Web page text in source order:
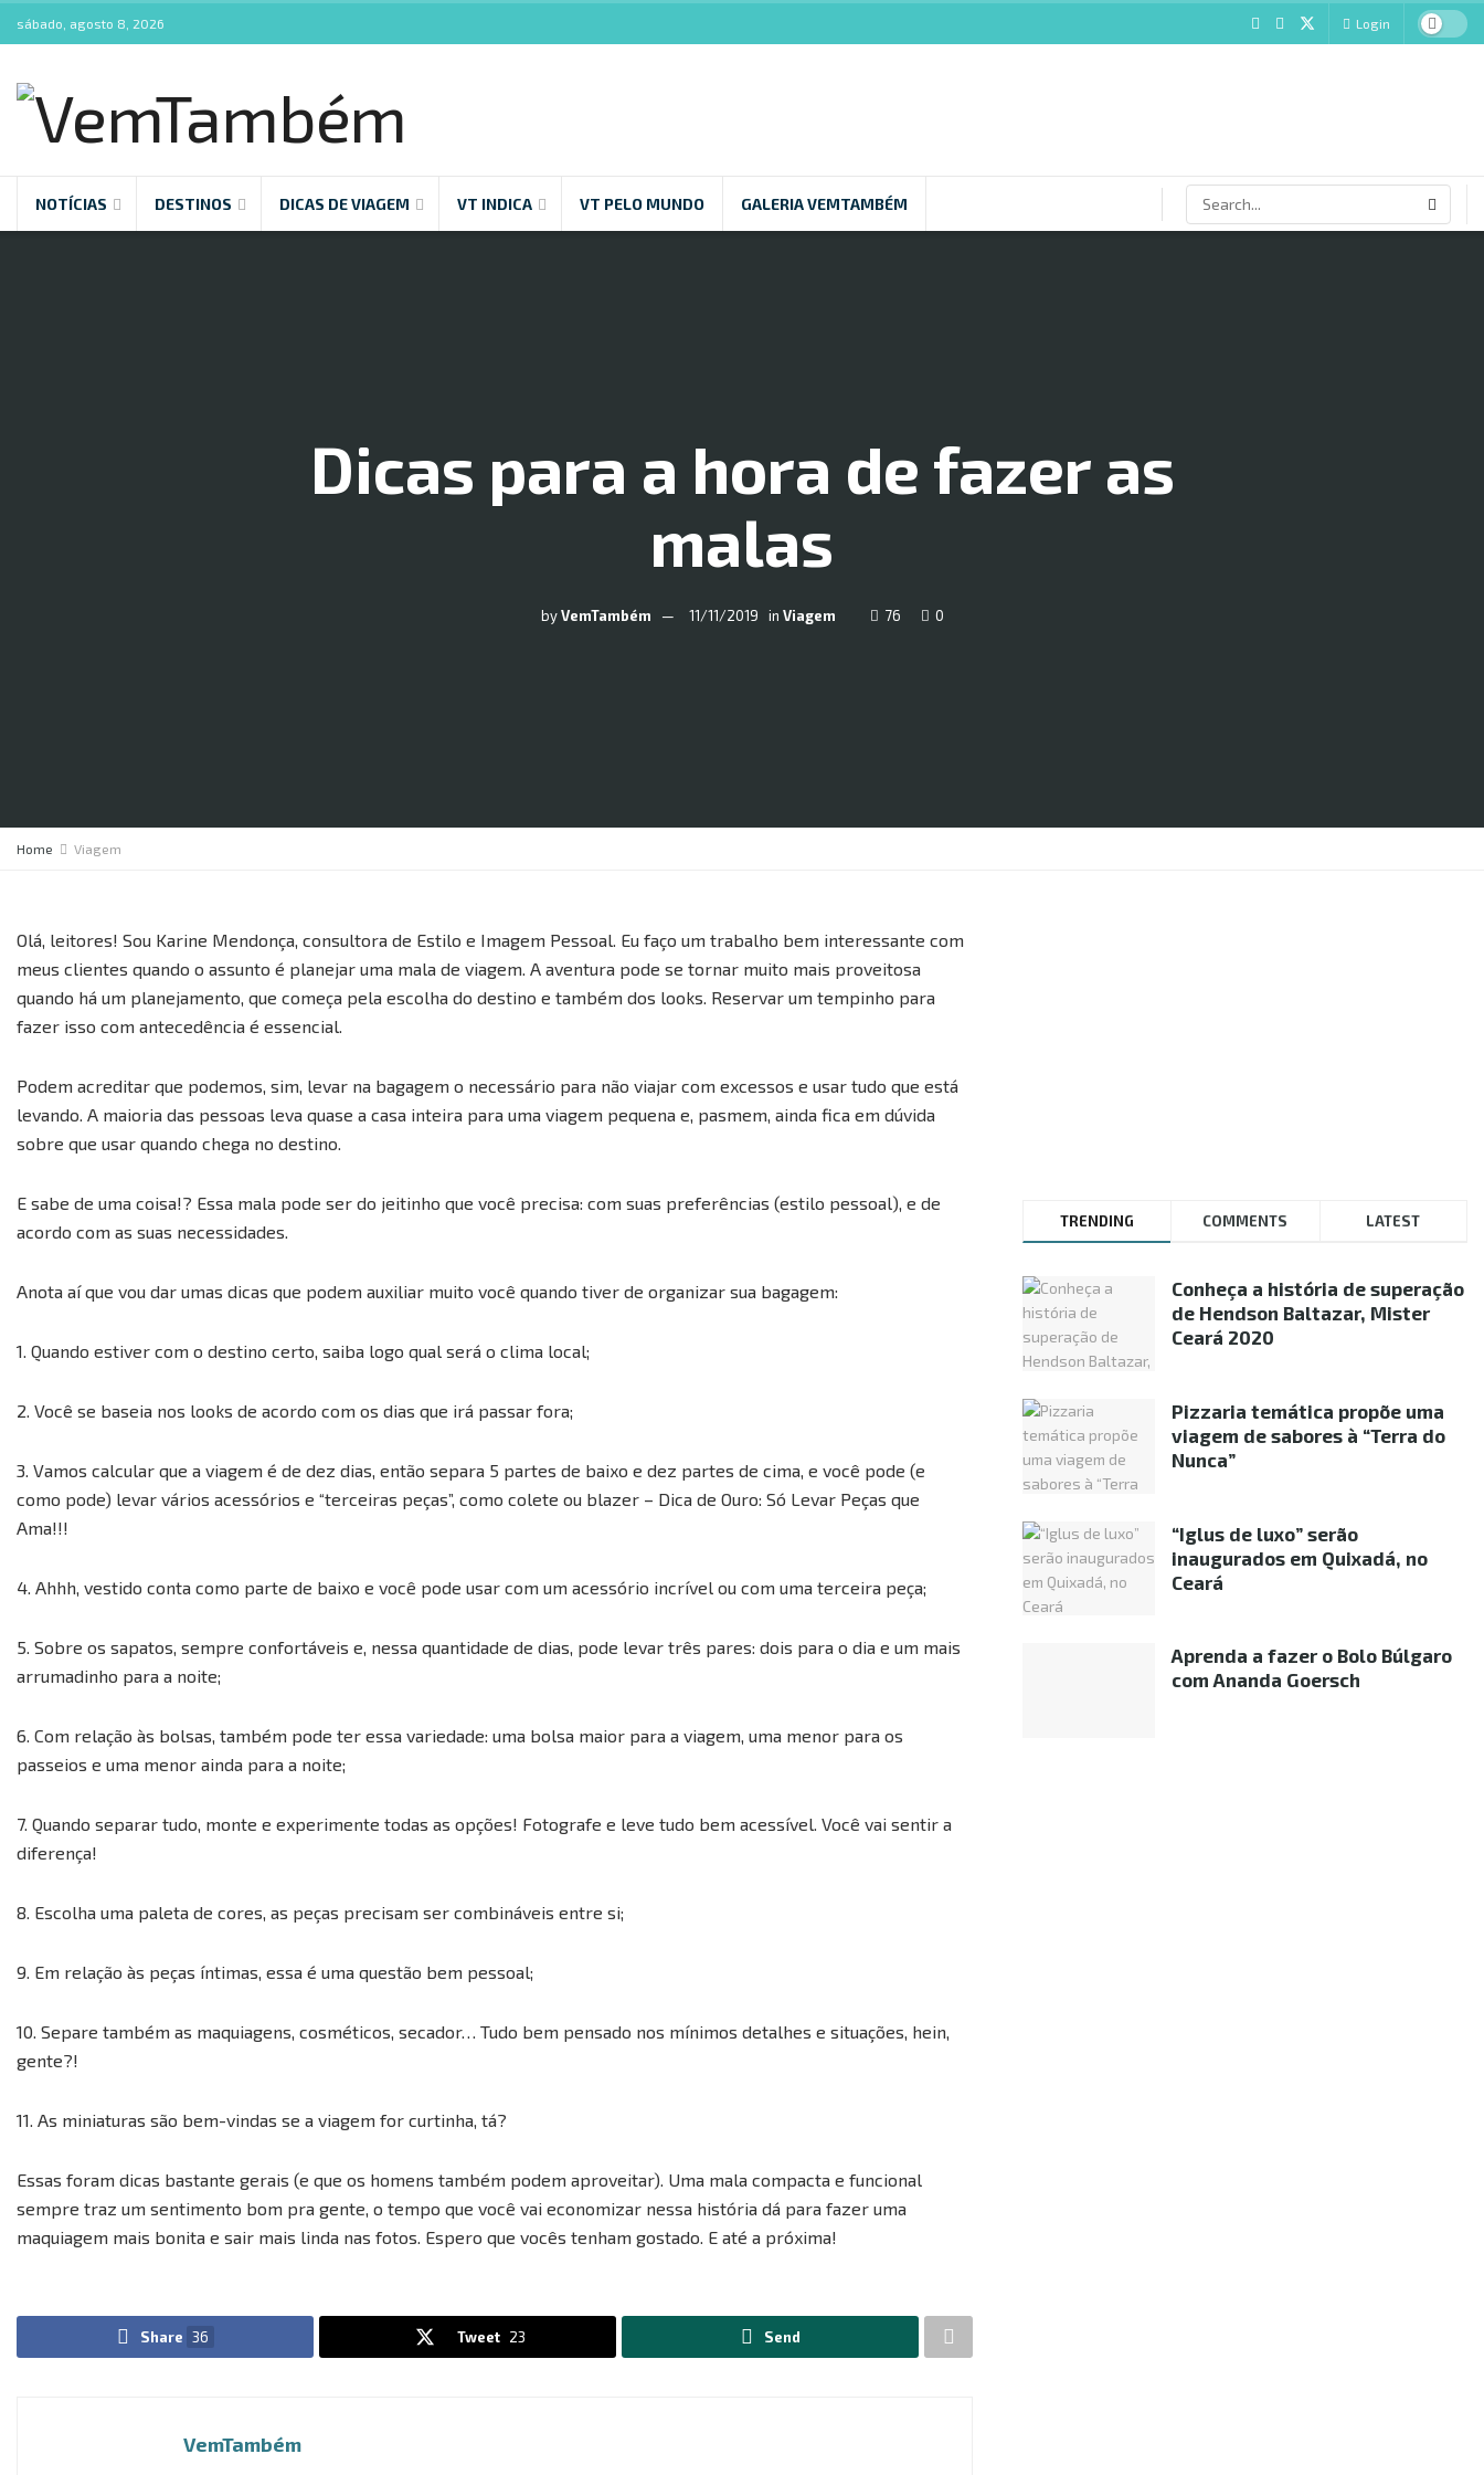
sábado, agosto 8, 2026 Login
NOTÍCIAS DESTINOS DICAS DE VIAGEM VT INDICA VT PELO MUNDO GALERIA VEMTAMBÉM
Dicas para a hora de fazer as
malas
by VemTambém 11/11/2019 in Viagem 76 0
Home Viagem
Olá, leitores! Sou Karine Mendonça, consultora de Estilo e Imagem Pessoal. Eu faço um trabalho bem interessante com
meus clientes quando o assunto é planejar uma mala de viagem. A aventura pode se tornar muito mais proveitosa
quando há um planejamento, que começa pela escolha do destino e também dos looks. Reservar um tempinho para
fazer isso com antecedência é essencial.
Podem acreditar que podemos, sim, levar na bagagem o necessário para não viajar com excessos e usar tudo que está
levando. A maioria das pessoas leva quase a casa inteira para uma viagem pequena e, pasmem, ainda fica em dúvida
sobre que usar quando chega no destino.
E sabe de uma coisa!? Essa mala pode ser do jeitinho que você precisa: com suas preferências (estilo pessoal), e de
acordo com as suas necessidades.
Anota aí que vou dar umas dicas que podem auxiliar muito você quando tiver de organizar sua bagagem:
1. Quando estiver com o destino certo, saiba logo qual será o clima local;
2. Você se baseia nos looks de acordo com os dias que irá passar fora;
3. Vamos calcular que a viagem é de dez dias, então separa 5 partes de baixo e dez partes de cima, e você pode (e
como pode) levar vários acessórios e “terceiras peças”, como colete ou blazer – Dica de Ouro: Só Levar Peças que
Ama!!!
4. Ahhh, vestido conta como parte de baixo e você pode usar com um acessório incrível ou com uma terceira peça;
5. Sobre os sapatos, sempre confortáveis e, nessa quantidade de dias, pode levar três pares: dois para o dia e um mais
arrumadinho para a noite;
6. Com relação às bolsas, também pode ter essa variedade: uma bolsa maior para a viagem, uma menor para os
passeios e uma menor ainda para a noite;
7. Quando separar tudo, monte e experimente todas as opções! Fotografe e leve tudo bem acessível. Você vai sentir a
diferença!
8. Escolha uma paleta de cores, as peças precisam ser combináveis entre si;
9. Em relação às peças íntimas, essa é uma questão bem pessoal;
10. Separe também as maquiagens, cosméticos, secador… Tudo bem pensado nos mínimos detalhes e situações, hein,
gente?!
11. As miniaturas são bem-vindas se a viagem for curtinha, tá?
Essas foram dicas bastante gerais (e que os homens também podem aproveitar). Uma mala compacta e funcional
sempre traz um sentimento bom pra gente, o tempo que você vai economizar nessa história dá para fazer uma
maquiagem mais bonita e sair mais linda nas fotos. Espero que vocês tenham gostado. E até a próxima!
Share 36 Tweet 23 Send
VemTambém
TRENDING COMMENTS LATEST
Conheça a história de superação
de Hendson Baltazar, Mister
Ceará 2020
Pizzaria temática propõe uma
viagem de sabores à “Terra do
Nunca”
“Iglus de luxo” serão
inaugurados em Quixadá, no
Ceará
Aprenda a fazer o Bolo Búlgaro
com Ananda Goersch